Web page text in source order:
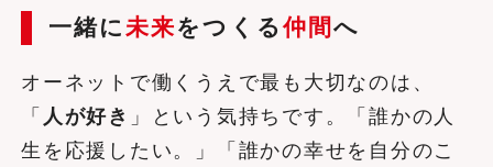
一緒に未来をつくる仲間 へ
オーネットで働くうえで最も大切なのは、
「 人が好き 」という気持ちです。「誰かの人
生を応援したい。」「誰かの幸せを自分のこ